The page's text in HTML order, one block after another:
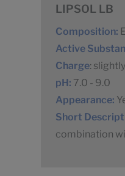
LIPSOL LB
Composition:
Active
Charge:
pH: 7.0 - 9.0
Appearance:
Short
combination